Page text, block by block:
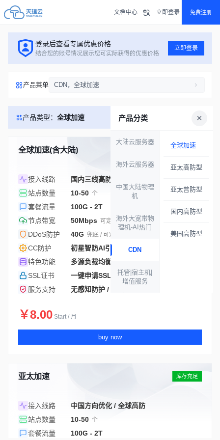
文档中心 立即登录 免费注册
登录后查看专属优惠价格
结合您的账号情况展示您可实际获得的优惠价格
立即登录
产品菜单 CDN，全球加速
产品分类
大陆云服务器
海外云服务器
中国大陆物理
机
海外大宽带物
理机-AI热门
CDN
托管|宿主机|
增值服务
全球加速
亚太高防型
亚太普防型
国内高防型
美国高防型
产品类型： 全球加速
全球加速(含大陆) 库存充足
接入线路
国内三线高防 / 全球高防
站点数量
10-50 个
套餐流量
100G - 2T
节点带宽
50Mbps 可定制
DDoS防护 40G 兜底 / 可定制
CC防护
初星智防AI引擎
特色功能
多源负载均衡 / 实时数据展示
SSL证书
一键申请SSL证书
服务支持
无感知防护 / 1v1定制策略
￥8.00 Start / 月
buy now
亚太加速 库存充足
接入线路
中国方向优化 / 全球高防
站点数量
10-50 个
套餐流量 100G - 2T